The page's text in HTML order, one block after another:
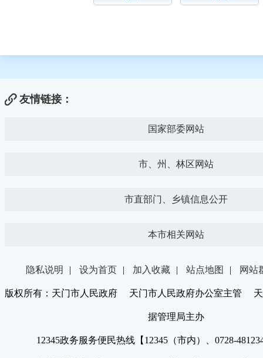
友情链接：
国家部委网站
市、州、林区网站
市直部门、乡镇信息公开
本市相关网站
隐私说明 | 设为首页 | 加入收藏 | 站点地图 | 网站
版权所有：天门市人民政府 天门市人民政府办公室主管 天
据管理局主办
12345政务服务便民热线【12345（市内）、0728-